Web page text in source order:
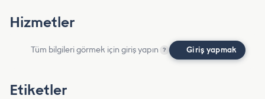
Hizmetler
Tüm bilgileri görmek için giriş yapın ? Giriş yapmak
Etiketler